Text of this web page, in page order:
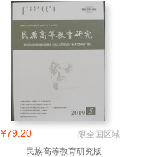
¥79.20
限全国区域
民族高等教育研究版